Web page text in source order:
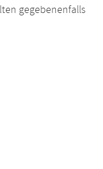
gegebenenfalls